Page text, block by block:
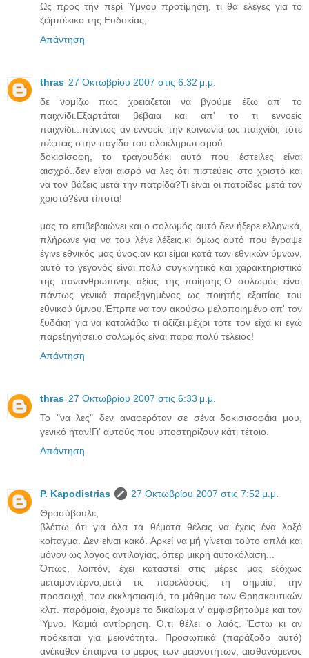
Ως προς την περί Ύμνου προτίμηση, τι θα έλεγες για το
ζεϊμπέκικο της Ευδοκίας;
Απάντηση
thras 27 Οκτωβρίου 2007 στις 6:32 μ.μ.
δε νομίζω πως χρειάζεται να βγούμε έξω απ' το
παιχνίδι.Εξαρτάται βέβαια και απ' το τι εννοείς
παιχνίδι...πάντως αν εννοείς την κοινωνία ως παιχνίδι, τότε
πέφτεις στην παγίδα του ολοκληρωτισμού.
δοκισίσοφη, το τραγουδάκι αυτό που έστειλες είναι
αισχρό..δεν είναι αισρό να λες ότι πιστεύεις στο χριστό και
να τον βάζεις μετά την πατρίδα?Τι είναι οι πατρίδες μετά τον
χριστό?ένα τίποτα!
μας το επιβεβαιώνει και ο σολωμός αυτό.δεν ήξερε ελληνικά,
πλήρωνε για να του λένε λέξεις.κι όμως αυτό που έγραψε
έγινε εθνικός μας ύνος.αν και είμαι κατά των εθνικών ύμνων,
αυτό το γεγονός είναι πολύ συγκινητικό και χαρακτηριστικό
της πανανθρώπινης αξίας της ποίησης.Ο σολωμός είναι
πάντως γενικά παρεξηγημένος ως ποιητής εξαιτίας του
εθνικού ύμνου.Έπρπε να τον ακούσω μελοποιημένο απ' τον
ξυδάκη για να καταλάβω τι αξίζει.μέχρι τότε τον είχα κι εγώ
παρεξηγήσει.ο σολωμός είναι παρα πολύ τέλειος!
Απάντηση
thras 27 Οκτωβρίου 2007 στις 6:33 μ.μ.
Το "να λες" δεν αναφερόταν σε σένα δοκισισοφάκι μου,
γενικό ήταν!Γι' αυτούς που υποστηρίζουν κάτι τέτοιο.
Απάντηση
P. Kapodistrias
27 Οκτωβρίου 2007 στις 7:52 μ.μ.
Θρασύβουλε,
βλέπω ότι για όλα τα θέματα θέλεις να έχεις ένα λοξό
κοίταγμα. Δεν είναι κακό. Αρκεί να μή γίνεται τούτο απλά και
μόνον ως λόγος αντιλογίας, όπερ μικρή αυτοκόλαση...
Όπως, λοιπόν, έχει καταστεί στις μέρες μας εξόχως
μεταμοντέρνο,μετά τις παρελάσεις, τη σημαία, την
προσευχή, τον εκκλησιασμό, το μάθημα των Θρησκευτικών
κλπ. παρόμοια, έχουμε το δικαίωμα ν' αμφισβητούμε και τον
'Υμνο. Καμιά αντίρρηση. Ό,τι θέλει ο λαός. Έστω κι αν
πρόκειται για μειονότητα. Προσωπικά (παράξοδο αυτό)
ανέκαθεν έπαιρνα το μέρος των μειονοτήτων, αισθανόμενος